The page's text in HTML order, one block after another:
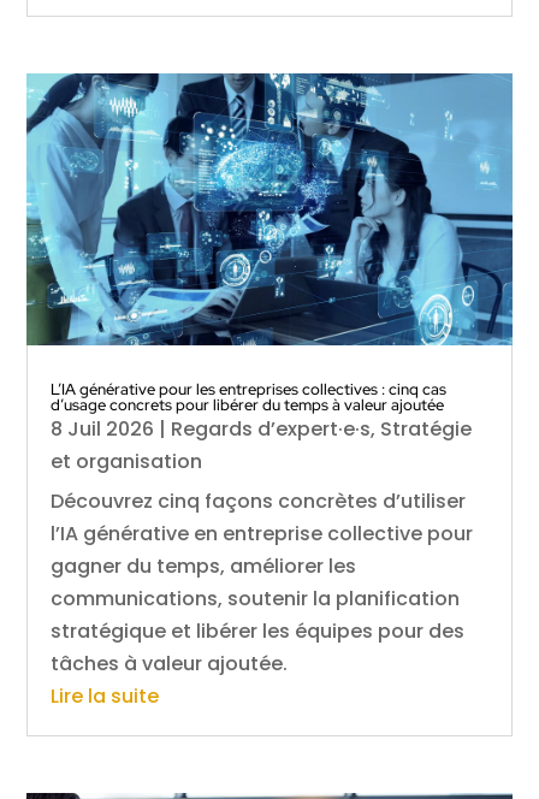
L’IA générative pour les entreprises collectives : cinq cas
d’usage concrets pour libérer du temps à valeur ajoutée
8 Juil 2026 | Regards d’expert·e·s, Stratégie
et organisation
Découvrez cinq façons concrètes d’utiliser
l’IA générative en entreprise collective pour
gagner du temps, améliorer les
communications, soutenir la planification
stratégique et libérer les équipes pour des
tâches à valeur ajoutée.
Lire la suite